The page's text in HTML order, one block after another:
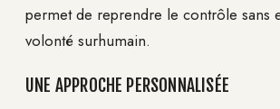
permet de reprendre le contrôle sans
volonté surhumain.
UNE APPROCHE PERSONNALISÉE